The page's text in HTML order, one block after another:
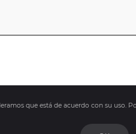
que está de acuerdo con su